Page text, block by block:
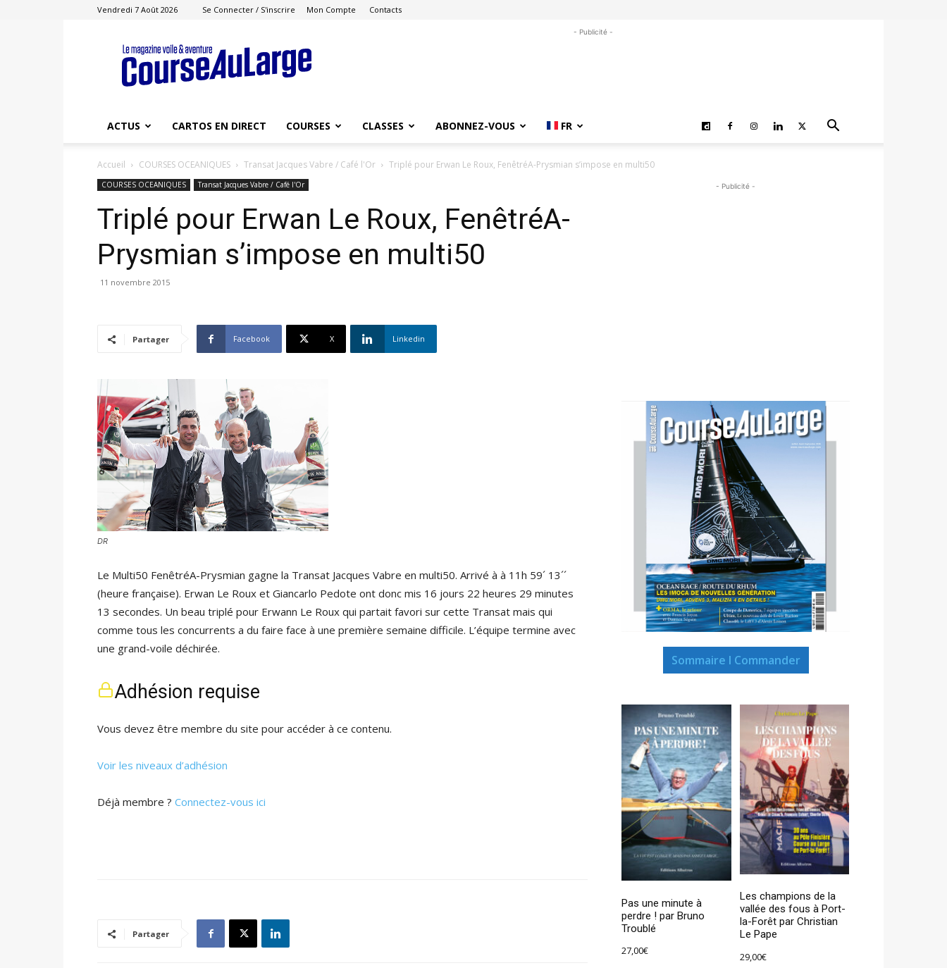
Vendredi 7 Août 2026 Se Connecter / S'inscrire Mon Compte Contacts
Course
au
Large
- Publicité -
ACTUS CARTOS EN DIRECT COURSES CLASSES ABONNEZ-VOUS FR
Accueil COURSES OCEANIQUES Transat Jacques Vabre / Café l'Or Triplé pour Erwan Le Roux, FenêtréA-Prysmian s’impose en multi50
COURSES OCEANIQUES Transat Jacques Vabre / Café l'Or
Triplé pour Erwan Le Roux, FenêtréA-
Prysmian s’impose en multi50
11 novembre 2015
Partager Facebook X Linkedin
DR
Le Multi50 FenêtréA-Prysmian gagne la Transat Jacques Vabre en multi50. Arrivé à à 11h 59´ 13´´
(heure française). Erwan Le Roux et Giancarlo Pedote ont donc mis 16 jours 22 heures 29 minutes
13 secondes. Un beau triplé pour Erwann Le Roux qui partait favori sur cette Transat mais qui
comme tous les concurrents a du faire face à une première semaine difficile. L’équipe termine avec
une grand-voile déchirée.
Adhésion requise
Vous devez être membre du site pour accéder à ce contenu.
Voir les niveaux d’adhésion
Déjà membre ? Connectez-vous ici
Partager
- Publicité -
Sommaire I Commander
Pas une minute à
perdre ! par Bruno
Troublé
27,00€
Les champions de la
vallée des fous à Port-
la-Forêt par Christian
Le Pape
29,00€